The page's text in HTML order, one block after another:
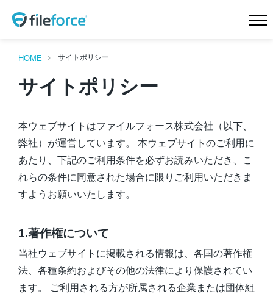
HOME
新機能 Intellisearch™
新機能 TaskFlow™
新機能 ランサムウェア対
策
特長 機能一覧
料金プラン 導入事例
Teamd DX
無料トライアル 資料請求
HOME サイトポリシー
サイトポリシー
本ウェブサイトはファイルフォース株式会社（以下、
弊社）が運営しています。 本ウェブサイトのご利用に
あたり、下記のご利用条件を必ずお読みいただき、こ
れらの条件に同意された場合に限りご利用いただきま
すようお願いいたします。
1.著作権について
当社ウェブサイトに掲載される情報は、各国の著作権
法、各種条約およびその他の法律により保護されてい
ます。 ご利用される方が所属される企業または団体組